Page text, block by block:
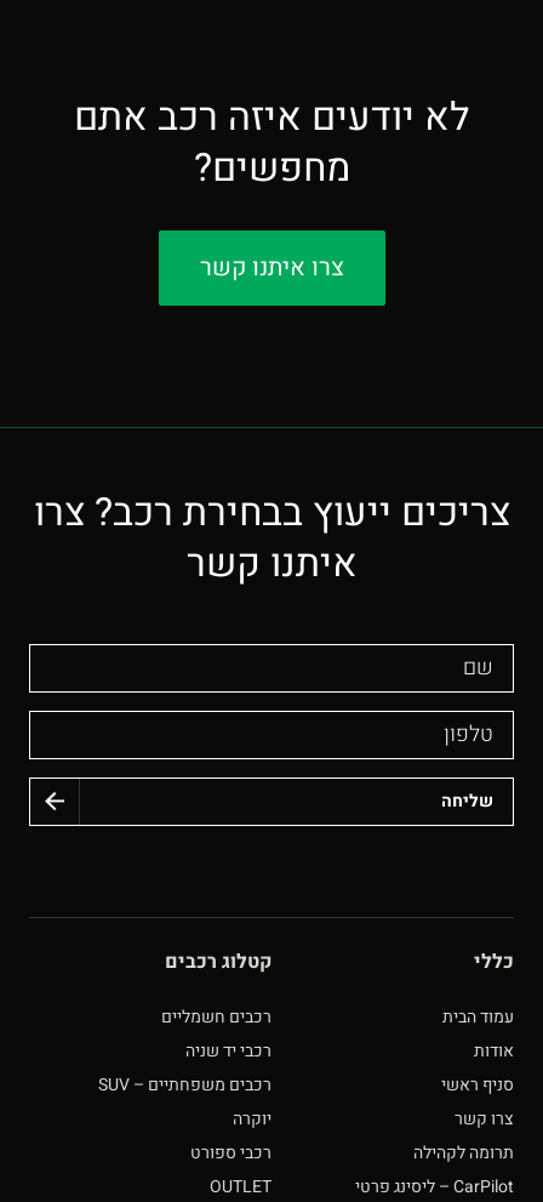
לא יודעים איזה רכב אתם
מחפשים?
צרו איתנו קשר
צריכים ייעוץ בבחירת רכב? צרו
איתנו קשר
כללי
עמוד הבית
אודות
סניף ראשי
צרו קשר
תרומה לקהילה
CarPilot – ליסינג פרטי
קטלוג רכבים
רכבים חשמליים
רכבי יד שניה
רכבים משפחתיים – SUV
יוקרה
רכבי ספורט
OUTLET